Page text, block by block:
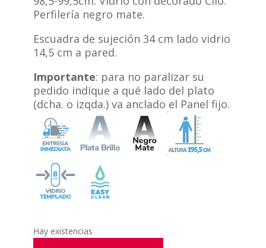
Perfilería negro mate.
Escuadra de sujeción 34 cm lado vidrio
14,5 cm a pared.
Importante: para no paralizar su
pedido indique a qué lado del plato
(dcha. o izqda.) va anclado el Panel fijo.
Hay existencias